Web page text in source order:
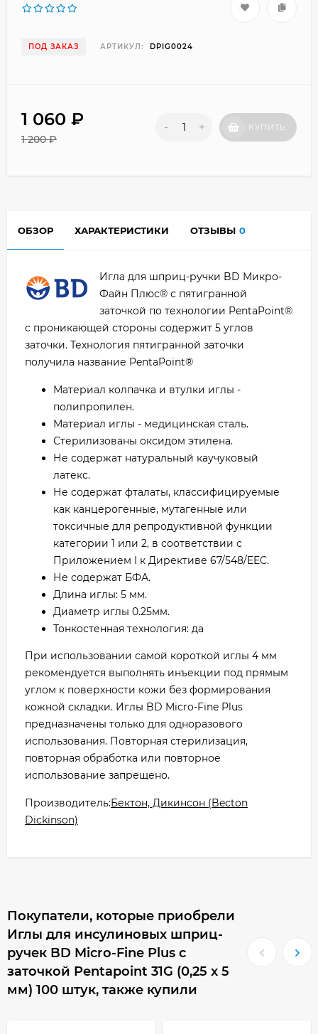
ПОД ЗАКАЗ АРТИКУЛ: DPIG0024
1 060 ₽
1 200₽
- + КУПИТЬ
ОБЗОР ХАРАКТЕРИСТИКИ ОТЗЫВЫ 0
Игла для шприц-ручки BD Микро-
Файн Плюс® с пятигранной
заточкой по технологии PentaPoint®
с проникающей стороны содержит 5 углов
заточки. Технология пятигранной заточки
получила название PentaPoint®
Материал колпачка и втулки иглы -
полипропилен.
Материал иглы - медицинская сталь.
Стерилизованы оксидом этилена.
Не содержат натуральный каучуковый
латекс.
Не содержат фталаты, классифицируемые
как канцерогенные, мутагенные или
токсичные для репродуктивной функции
категории 1 или 2, в соответствии с
Приложением I к Директиве 67/548/EEC.
Не содержат БФА.
Длина иглы: 5 мм.
Диаметр иглы 0.25мм.
Тонкостенная технология: да
При использовании самой короткой иглы 4 мм
рекомендуется выполнять инъекции под прямым
углом к поверхности кожи без формирования
кожной складки. Иглы BD Micro-Fine Plus
предназначены только для одноразового
использования. Повторная стерилизация,
повторная обработка или повторное
использование запрещено.
Производитель:Бектон, Дикинсон (Becton
Dickinson)
Покупатели, которые приобрели
Иглы для инсулиновых шприц-
ручек BD Micro-Fine Plus с
заточкой Pentapoint 31G (0,25 x 5
мм) 100 штук, также купили